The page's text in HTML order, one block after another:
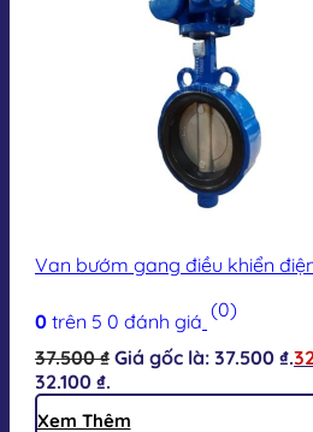
Van bướm gang điều khiển
0 trên 5 0 đánh giá (0)
37.500₫ Giá gốc là: 37.500 ₫.
32.100 ₫.
Xem Thêm